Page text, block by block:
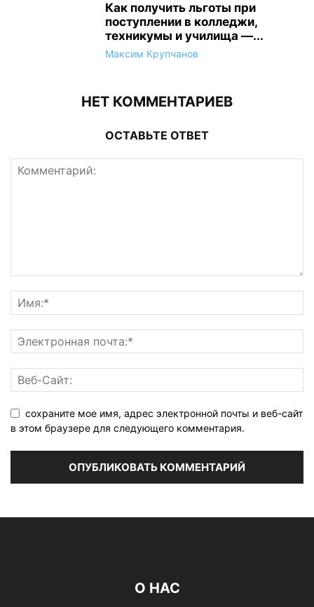
Как получить льготы при
поступлении в колледжи,
техникумы и училища —...
Максим Крупчанов
НЕТ КОММЕНТАРИЕВ
ОСТАВЬТЕ ОТВЕТ
сохраните мое имя, адрес электронной почты и веб-сайт
в этом браузере для следующего комментария.
О НАС